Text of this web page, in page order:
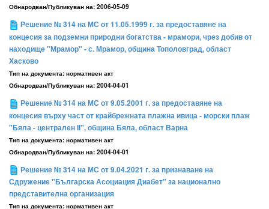
Обнародван/Публикуван на: 2006-05-09
Решение № 314 на МС от 11.05.1999 г. за предоставяне на
концесия за подземни природни богатства - мрамори, чрез добив от
находище "Мрамор" - с. Мрамор, община Тополовград, област
Хасково
Тип на документа: нормативен акт
Обнародван/Публикуван на: 2004-04-01
Решение № 314 на МС от 9.05.2001 г. за предоставяне на
концесия върху част от крайбрежната плажна ивица - морски плаж
"Бяла - централен II", община Бяла, област Варна
Тип на документа: нормативен акт
Обнародван/Публикуван на: 2004-04-01
Решение № 314 на МС от 9.04.2021 г. за признаване на
Сдружение "Българска Асоциация Диабет" за национално
представителна организация
Тип на документа: нормативен акт